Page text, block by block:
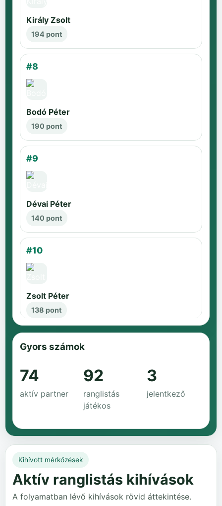
Király Zsolt
194 pont
#8
Bodó Péter
190 pont
#9
Dévai Péter
140 pont
#10
Zsolt Péter
138 pont
Gyors számok
74
aktív partner
92
ranglistás
játékos
3
jelentkező
Kihívott mérkőzések
Aktív ranglistás kihívások
A folyamatban lévő kihívások rövid áttekintése.